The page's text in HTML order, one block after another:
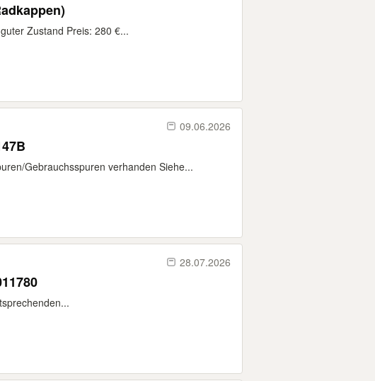
Zustand Preis: 280 €...
09.06.2026
Gebrauchsspuren verhanden Siehe...
28.07.2026